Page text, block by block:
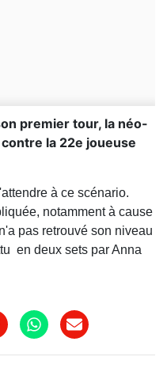
premier tour, la néo-
la 22e joueuse
à ce scénario.
notamment à cause
pas retrouvé son niveau
en deux sets par Anna